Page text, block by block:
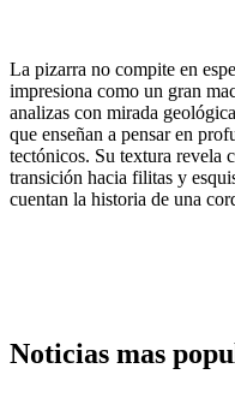
La pizarra no compite en
impresiona como un gran
analizas con mirada
que enseñan a pensar en
tectónicos. Su textura revela
transición hacia filitas y
cuentan la historia de una
Noticias mas